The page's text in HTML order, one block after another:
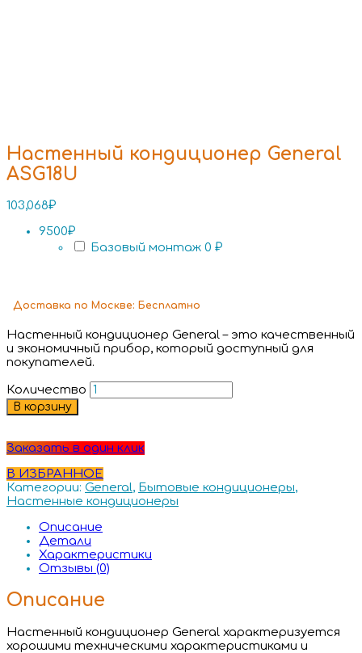
Настенный кондиционер General
ASG18U
103,068₽
9500₽
Базовый монтаж 0 ₽
Доставка по Москве: Бесплатно
Настенный кондиционер General – это качественный
и экономичный прибор, который доступный для
покупателей.
Количество
В корзину
Заказать в один клик
В ИЗБРАННОЕ
Категории: General, Бытовые кондиционеры,
Настенные кондиционеры
Описание
Детали
Характеристики
Отзывы (0)
Описание
Настенный кондиционер General характеризуется
хорошими техническими характеристиками и